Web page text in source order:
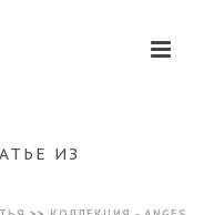
ИЗ